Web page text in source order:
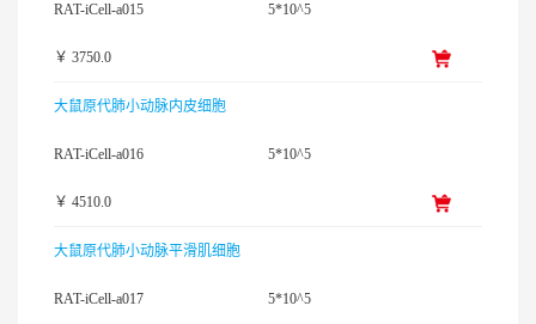
RAT-iCell-a015 5*10^5
￥ 3750.0
大鼠原代肺小动脉内皮细胞
RAT-iCell-a016 5*10^5
￥ 4510.0
大鼠原代肺小动脉平滑肌细胞
RAT-iCell-a017 5*10^5